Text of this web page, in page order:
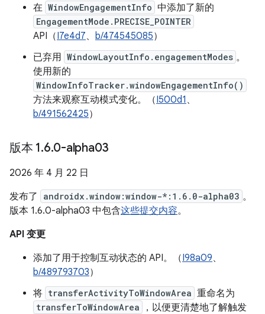
在 WindowEngagementInfo 中添加了新的
EngagementMode.PRECISE_POINTER
API（I7e4d7、 b/474545085）
已弃用 WindowLayoutInfo.engagementModes 。
使用新的
WindowInfoTracker.windowEngagementInfo()
方法来观察互动模式变化。（I500d1 、
b/491562425）
版本 1.6.0-alpha03
2026 年 4 月 22 日
发布了
androidx.window:window-*:1.6.0-alpha03 。
版本 1.6.0-alpha03 中包含这些提交内容。
API 变更
添加了用于控制互动状态的 API。（I98a09、
b/489793703）
将 transferActivityToWindowArea 重命名为
transferToWindowArea
，以便更清楚地了解触发